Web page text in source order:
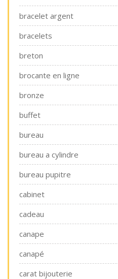
bracelet argent
bracelets
breton
brocante en ligne
bronze
buffet
bureau
bureau a cylindre
bureau pupitre
cabinet
cadeau
canape
canapé
carat bijouterie